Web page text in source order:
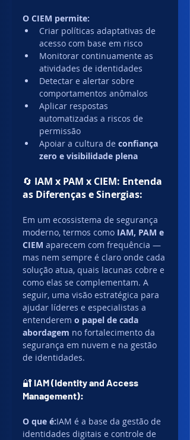
O CIEM permite:
Criar políticas adaptativas de
acesso com base em risco
Monitorar continuamente as
atividades de identidades
Detectar e alertar sobre
comportamentos anômalos
Aplicar respostas
automatizadas a riscos de
permissão
Apoiar a cultura de confiança
zero e visibilidade plena
🔄 IAM x PAM x CIEM: Entenda
as Diferenças e Sinergias:
Em um ecossistema de segurança
moderno, termos como IAM, PAM e
CIEM aparecem com frequência —
mas nem sempre é claro onde cada
solução atua, quais lacunas cobre e
como elas se complementam. A
seguir, uma visão estratégica para
ajudar líderes e especialistas a
entenderem o papel de cada
abordagem no fortalecimento da
segurança em nuvem e na gestão
de identidades.
🔐 IAM (Identity and Access
Management):
O que é:IAM é a base da gestão de
identidades digitais e controle de